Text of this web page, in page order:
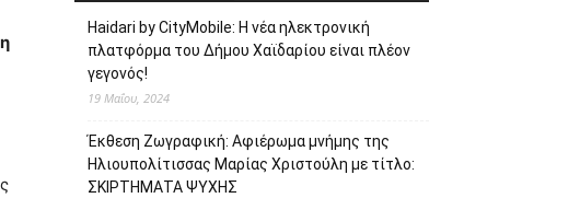
Haidari by CityMobile: Η νέα ηλεκτρονική
πλατφόρμα του Δήμου Χαϊδαρίου είναι πλέον
γεγονός!
19 Μαΐου, 2024
Έκθεση Ζωγραφική: Αφιέρωμα μνήμης της
Ηλιουπολίτισσας Μαρίας Χριστούλη με τίτλο:
ΣΚΙΡΤΗΜΑΤΑ ΨΥΧΗΣ